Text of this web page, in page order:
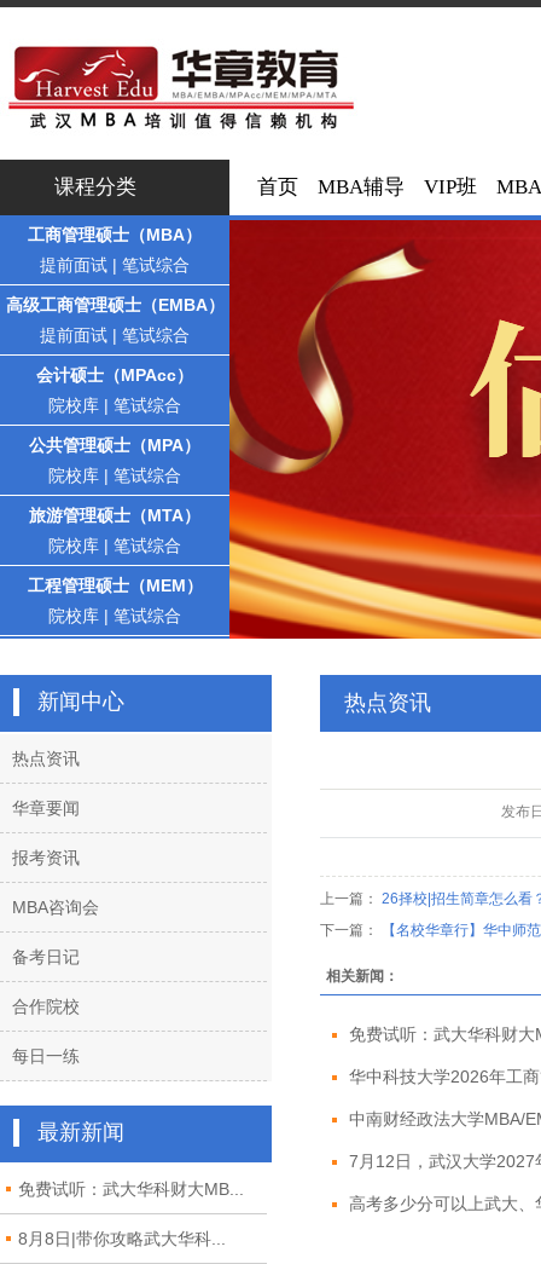
课程分类
工商管理硕士（MBA）
提前面试 | 笔试综合
高级工商管理硕士（EMBA）
提前面试 | 笔试综合
会计硕士（MPAcc）
院校库 | 笔试综合
公共管理硕士（MPA）
院校库 | 笔试综合
旅游管理硕士（MTA）
院校库 | 笔试综合
工程管理硕士（MEM）
院校库 | 笔试综合
首页 MBA辅导 VIP班
新闻中心
热点资讯
华章要闻
报考资讯
MBA咨询会
备考日记
合作院校
每日一练
最新新闻
免费试听：武大华科财大MB...
8月8日|带你攻略武大华科...
热点资讯
发布
上一篇： 26择校|招生简章怎么看
下一篇：
【名校华章行】华中师
相关新闻：
免费试听：武大华科财大
华中科技大学2026年工
中南财经政法大学MBA/
7月12日，武汉大学2027
高考多少分可以上武大